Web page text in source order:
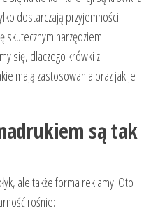
dostarczają przyjemności
skutecznym narzędziem
się, dlaczego krówki z
mają zastosowania oraz jak je
są tak
ale także forma reklamy. Oto
rośnie: